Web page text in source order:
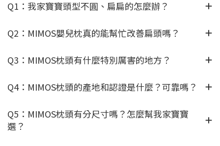
Q1：我家寶寶頭型不圓、扁扁的怎麼辦？
Q2：MIMOS嬰兒枕真的能幫忙改善扁頭嗎？
Q3：MIMOS枕頭有什麼特別厲害的地方？
Q4：MIMOS枕頭的產地和認證是什麼？可靠嗎？
Q5：MIMOS枕頭有分尺寸嗎？怎麼幫我家寶寶
選？